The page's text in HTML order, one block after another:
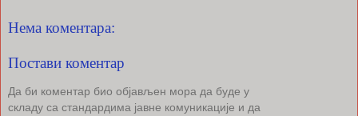
Нема коментара:
Постави коментар
Да би коментар био објављен мора да буде у
складу са стандардима јавне комуникације и да